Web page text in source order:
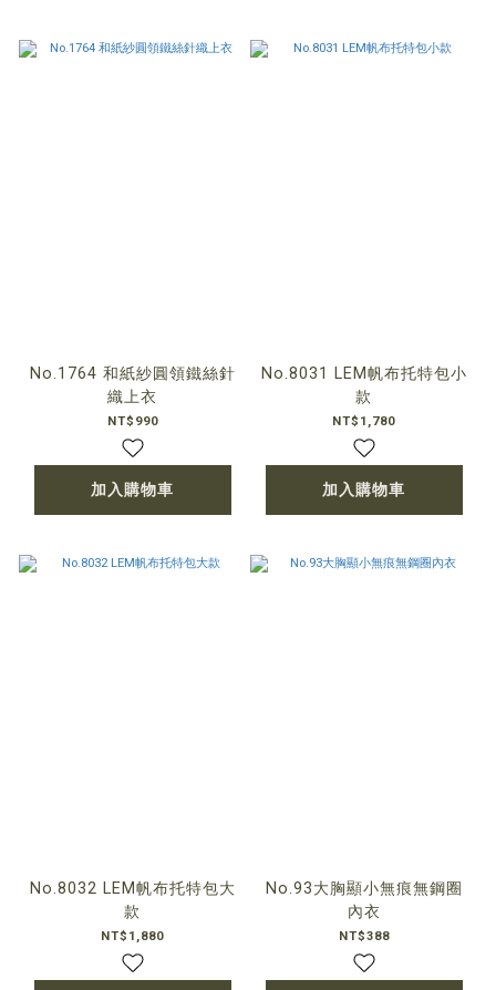
No.1764 和紙紗圓領鐵絲針
織上衣
NT$990
加入購物車
No.8031 LEM帆布托特包小
款
NT$1,780
加入購物車
No.8032 LEM帆布托特包大
款
NT$1,880
No.93大胸顯小無痕無鋼圈
內衣
NT$388